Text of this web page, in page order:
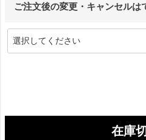
ご注文後の変更・キャンセルは
在庫